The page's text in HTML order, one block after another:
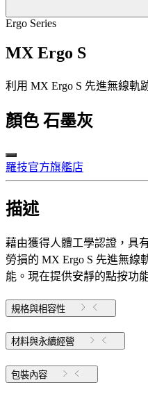
Ergo Series
MX Ergo S
利用 MX Ergo S 先進無線軌
顏色 石墨灰
羅技官方旗艦店
描述
藉由獲得人體工學認證，具
勞損的 MX Ergo S 先進無線
能。現在提供安靜的點按功
規格與相容性
材料與永續經營
包裝內容